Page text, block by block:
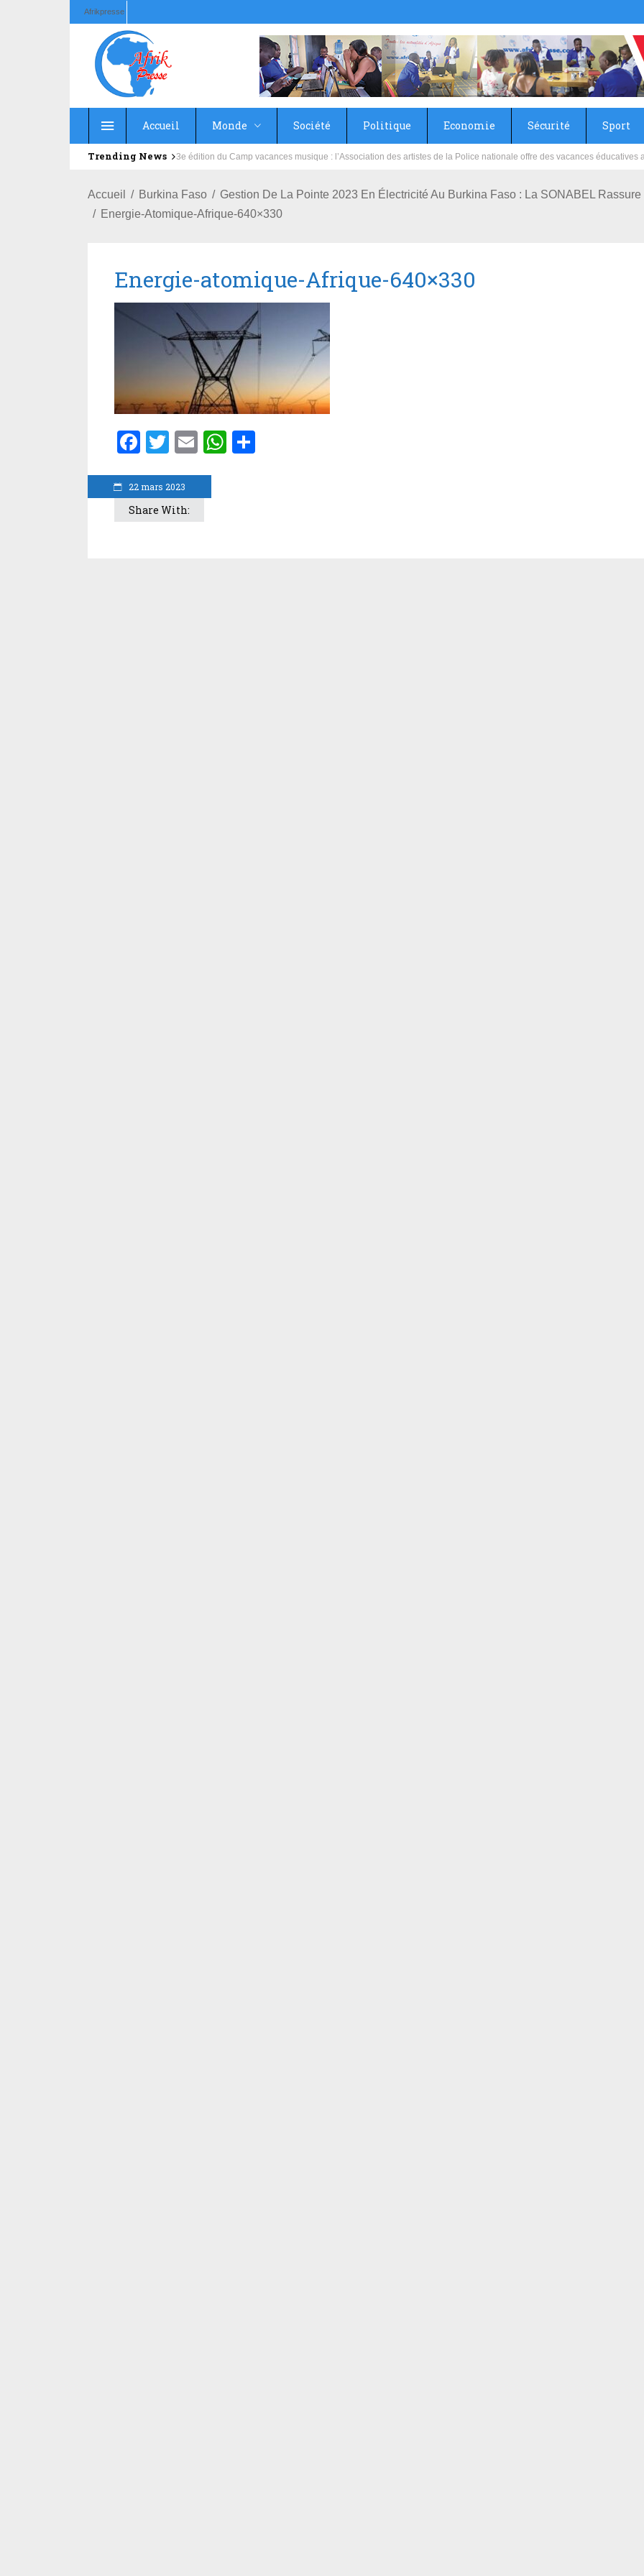
Afrikpresse
Accueil Monde Société Politique Economie Sécurité Sport
Trending News Education : la fédération de la Russie rénove les écoles primaire et collège du Camp Général Aboubacar Sangoulé
Accueil Burkina Faso
Gestion De La Pointe 2023 En Électricité Au Burkina Faso : La SONABEL
Energie-Atomique-Afrique-640×330
22 mars 2023
Energie-atomique-Afrique-640×330
Facebook
Twitter
EmailWhatsApp
Share With: